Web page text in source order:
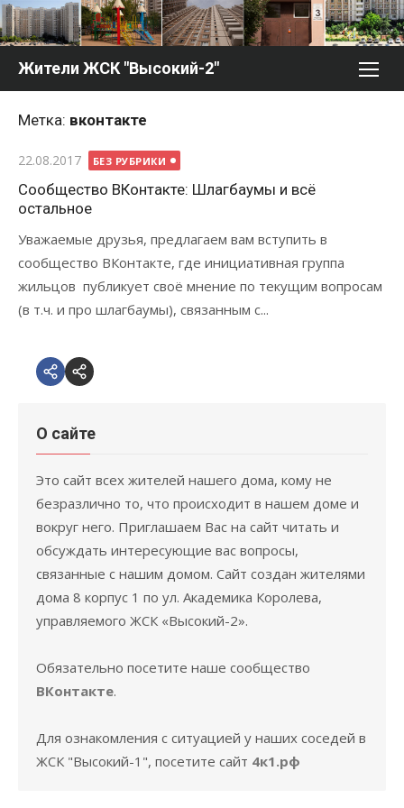
Перейти
к
содержимому
Жители ЖСК "Высокий-2"
Метка: вконтакте
Опубликовано
22.08.2017 БЕЗ РУБРИКИ
Сообщество ВКонтакте: Шлагбаумы и всё
остальное
Уважаемые друзья, предлагаем вам вступить в
сообщество ВКонтакте, где инициативная группа
жильцов публикует своё мнение по текущим вопросам
(в т.ч. и про шлагбаумы), связанным с...
VK.comEmail
О сайте
Это сайт всех жителей нашего дома, кому не
безразлично то, что происходит в нашем доме и
вокруг него. Приглашаем Вас на сайт читать и
обсуждать интересующие вас вопросы,
связанные с нашим домом. Сайт создан жителями
дома 8 корпус 1 по ул. Академика Королева,
управляемого ЖСК «Высокий-2».
Обязательно посетите наше сообщество
ВКонтакте.
Для ознакомления с ситуацией у наших соседей в
ЖСК "Высокий-1", посетите сайт 4к1.рф